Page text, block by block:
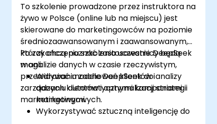
To szkolenie prowadzone przez instruktora na
żywo w Polsce (online lub na miejscu) jest
skierowane do marketingowców na poziomie
średniozaawansowanym i zaawansowanym,
którzy chcą poznać zastosowanie DeepSeek
w analizie danych w czasie rzeczywistym,
przewidywaniu zachowań klientów i
zarządzaniu automatycznymi kampaniami
marketingowymi.
Po zakończeniu szkolenia uczestnicy będą
mogli:
Wdrażać modele DeepSeek do analizy
danych klientów i optymalizacji strategii
marketingowych.
Wykorzystywać sztuczną inteligencję do